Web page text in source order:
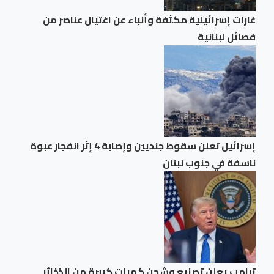
غارات إسرائيلية مكثفة وأنباء عن اغتيال عناصر من
فصائل لبنانية
إسرائيل تعلن سقوط جنديين وإصابة 4 إثر انفجار عبوة
ناسفة في جنوب لبنان